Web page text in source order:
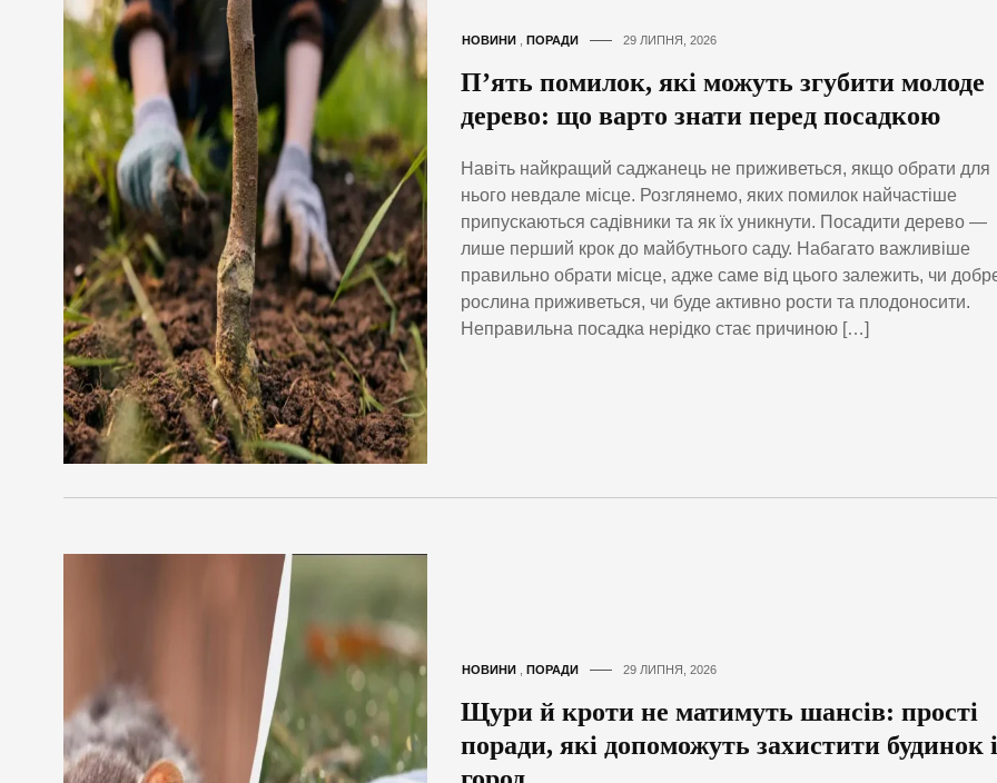
НОВИНИ ПОРАДИ 29 ЛИПНЯ, 2026
П’ять помилок, які можуть згубити молоде
дерево: що варто знати перед посадкою
Навіть найкращий саджанець не приживеться, якщо обрати для
нього невдале місце. Розглянемо, яких помилок найчастіше
припускаються садівники та як їх уникнути. Посадити дерево —
лише перший крок до майбутнього саду. Набагато важливіше
правильно обрати місце, адже саме від цього залежить, чи
рослина приживеться, чи буде активно рости та плодоносити.
Неправильна посадка нерідко стає причиною […]
НОВИНИ ПОРАДИ 29 ЛИПНЯ, 2026
Щури й кроти не матимуть шансів: прості
поради, які допоможуть захистити будинок і